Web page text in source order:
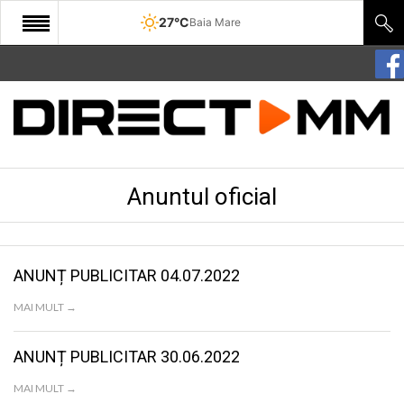
27°CBaia Mare
START
COMUNITATE
SANATATE
SPORT
Anuntul oficial
ANUNȚ PUBLICITAR 04.07.2022
MAI MULT →
ANUNȚ PUBLICITAR 30.06.2022
MAI MULT →